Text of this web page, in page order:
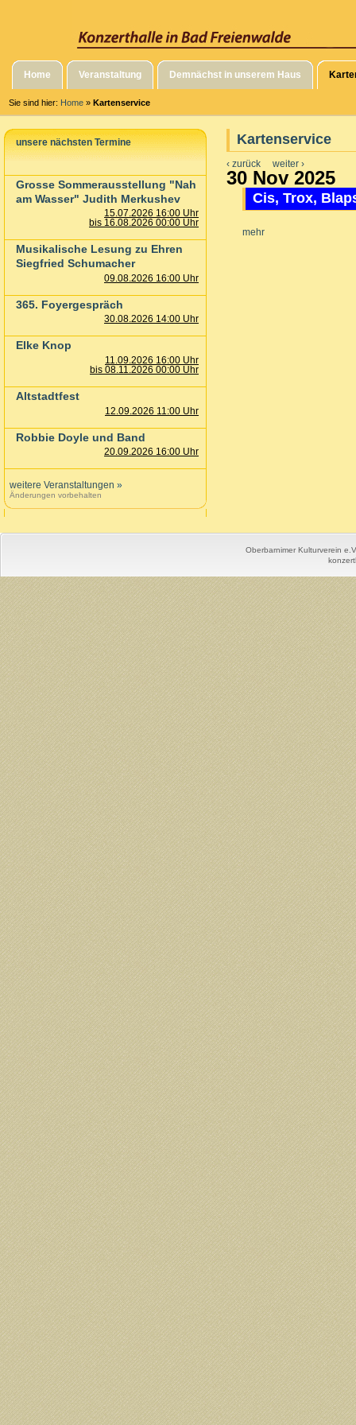
Home Veranstaltung Demnächst in unserem Haus
Sie sind hier: Home» Kartenservice
unsere nächsten Termine
Grosse Sommerausstellung "Nah
am Wasser" Judith Merkushev
15.07.2026 16:00 Uhr
bis 16.08.2026 00:00 Uhr
Musikalische Lesung zu Ehren
Siegfried Schumacher
09.08.2026 16:00 Uhr
365. Foyergespräch
30.08.2026 14:00 Uhr
Elke Knop
11.09.2026 16:00 Uhr
bis 08.11.2026 00:00 Uhr
Altstadtfest
12.09.2026 11:00 Uhr
Robbie Doyle und Band
20.09.2026 16:00 Uhr
weitere Veranstaltungen »
Änderungen vorbehalten
Kartenservice
‹ zurück weiter ›
30 Nov 2025
Cis, Trox,
mehr
Oberbarnimer Kulturverein